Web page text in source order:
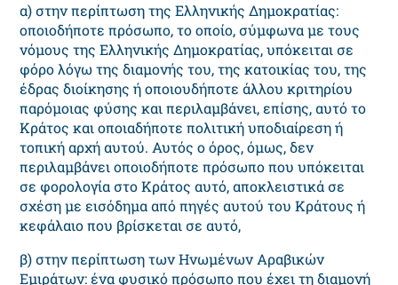
α) στην περίπτωση της Ελληνικής Δημοκρατίας:
οποιοδήποτε πρόσωπο, το οποίο, σύμφωνα με τους
νόμους της Ελληνικής Δημοκρατίας, υπόκειται σε
φόρο λόγω της διαμονής του, της κατοικίας του, της
έδρας διοίκησης ή οποιουδήποτε άλλου κριτηρίου
παρόμοιας φύσης και περιλαμβάνει, επίσης, αυτό το
Κράτος και οποιαδήποτε πολιτική υποδιαίρεση ή
τοπική αρχή αυτού. Αυτός ο όρος, όμως, δεν
περιλαμβάνει οποιοδήποτε πρόσωπο που υπόκειται
σε φορολογία στο Κράτος αυτό, αποκλειστικά σε
σχέση με εισόδημα από πηγές αυτού του Κράτους ή
κεφάλαιο που βρίσκεται σε αυτό,
β) στην περίπτωση των Ηνωμένων Αραβικών
Εμιράτων: ένα φυσικό πρόσωπο που έχει τη διαμονή